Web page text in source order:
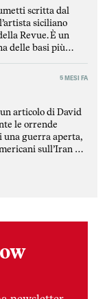
scritta dal
siciliano
Revue. È un
delle basi più
5 MESI FA
articolo di David
le orrende
una guerra aperta,
sull’Iran e